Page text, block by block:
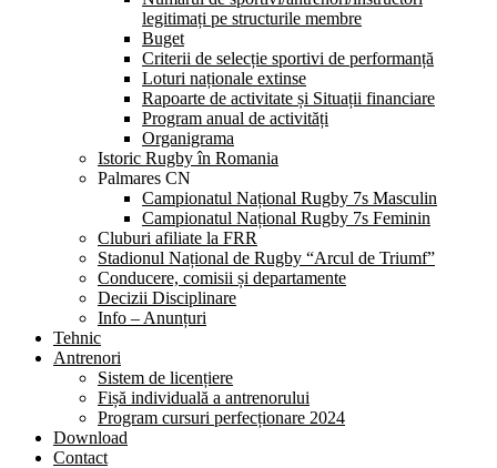
legitimați pe structurile membre
Buget
Criterii de selecție sportivi de performanță
Loturi naționale extinse
Rapoarte de activitate și Situații financiare
Program anual de activități
Organigrama
Istoric Rugby în Romania
Palmares CN
Campionatul Național Rugby 7s Masculin
Campionatul Național Rugby 7s Feminin
Cluburi afiliate la FRR
Stadionul Național de Rugby “Arcul de Triumf”
Conducere, comisii și departamente
Decizii Disciplinare
Info – Anunțuri
Tehnic
Antrenori
Sistem de licențiere
Fișă individuală a antrenorului
Program cursuri perfecționare 2024
Download
Contact